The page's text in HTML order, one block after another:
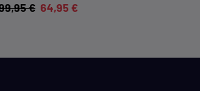
Dienstleistern wie Google, Social-
Informationen anzeigen
€ 64,95 €